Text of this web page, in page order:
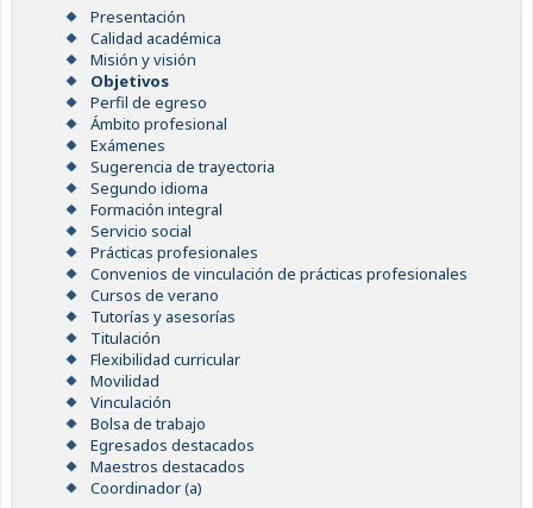
Presentación
Calidad académica
Misión y visión
Objetivos
Perfil de egreso
Ámbito profesional
Exámenes
Sugerencia de trayectoria
Segundo idioma
Formación integral
Servicio social
Prácticas profesionales
Convenios de vinculación de prácticas profesionales
Cursos de verano
Tutorías y asesorías
Titulación
Flexibilidad curricular
Movilidad
Vinculación
Bolsa de trabajo
Egresados destacados
Maestros destacados
Coordinador (a)